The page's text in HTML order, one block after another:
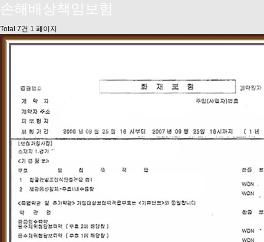
손해배상책임보험
Total 7건 1 페이지